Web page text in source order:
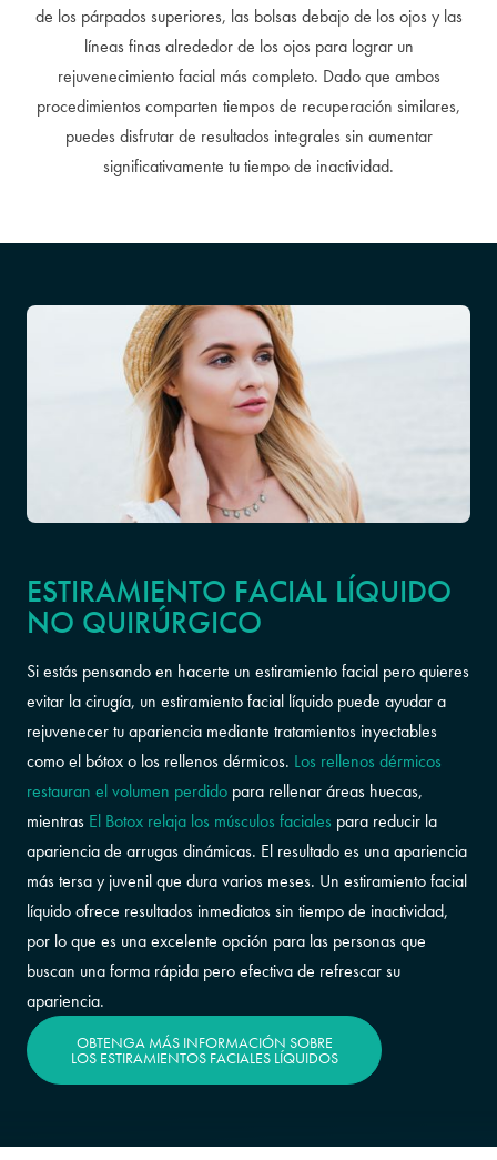
de los párpados superiores, las bolsas debajo de los ojos y las
líneas finas alrededor de los ojos para lograr un
rejuvenecimiento facial más completo. Dado que ambos
procedimientos comparten tiempos de recuperación similares,
puedes disfrutar de resultados integrales sin aumentar
significativamente tu tiempo de inactividad.
ESTIRAMIENTO FACIAL LÍQUIDO
NO QUIRÚRGICO
Si estás pensando en hacerte un estiramiento facial pero quieres
evitar la cirugía, un estiramiento facial líquido puede ayudar a
rejuvenecer tu apariencia mediante tratamientos inyectables
como el bótox o los rellenos dérmicos. Los rellenos dérmicos
restauran el volumen perdido para rellenar áreas huecas,
mientras El Botox relaja los músculos faciales para reducir la
apariencia de arrugas dinámicas. El resultado es una apariencia
más tersa y juvenil que dura varios meses. Un estiramiento facial
líquido ofrece resultados inmediatos sin tiempo de inactividad,
por lo que es una excelente opción para las personas que
buscan una forma rápida pero efectiva de refrescar su
apariencia.
OBTENGA MÁS INFORMACIÓN SOBRE
LOS ESTIRAMIENTOS FACIALES LÍQUIDOS